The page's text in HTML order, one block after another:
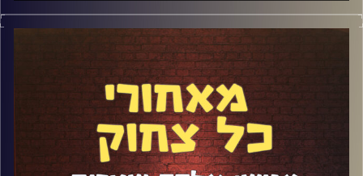
חן מזרחי הוא תופעת קומדיה שאי אפשר להתעלם ממנה.
מעבר לקריירת הסטנדאפ המטורפת שלו הבנאדם צילם
פרסומות עם אייקונים כמו ביבי ובר רפאלי. על הדרך הוא גם
הפך לאושיית רשת באמצעות סרטונים ויראליים ומתיחות
קורעות. ישבנו לדבר איתו כדי לשמוע מאיפה יש לו אנרגיה
לגנגל בין כל כך הרבה פרויקטים ומה סוד הקסם שלו להצלחה.
קבלו עוד פרק שייכנס לספרי ההיסטוריה.
קרדיט תמונות:אלדד שטרית